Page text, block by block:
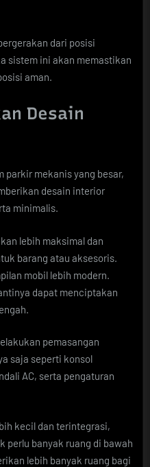
dari posisi
sistem ini akan memastikan
aman.
Desain
parkir mekanis yang besar,
desain interior
minimalis.
lebih maksimal dan
barang atau aksesoris.
mobil lebih modern.
dapat menciptakan
pemasangan
saja seperti konsol
AC, serta pengaturan
kecil dan terintegrasi,
perlu banyak ruang di bawah
lebih banyak ruang bagi